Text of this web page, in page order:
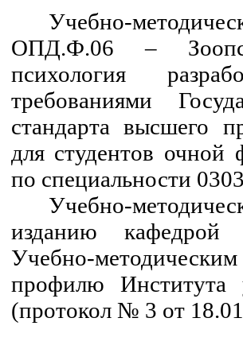
Учебно-
ОПД.Ф.06 –
психология
требованиями
стандарта высшего
для студентов
по специальности
Учебно-
изданию кафедрой
Учебно-
профилю Института
(протокол № 3 от